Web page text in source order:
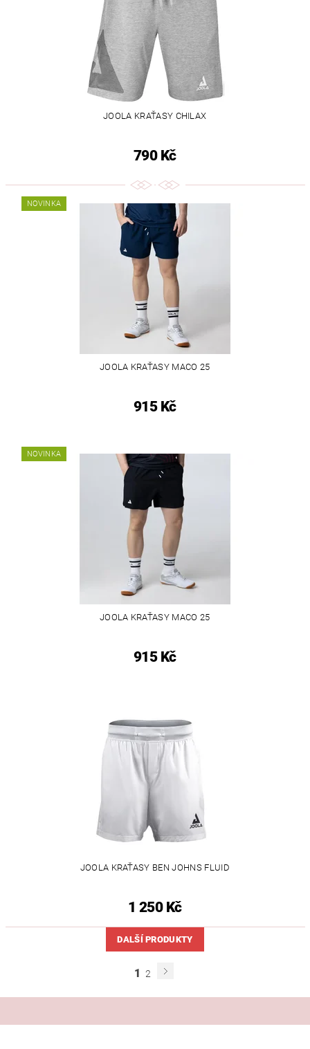
JOOLA KRAŤASY CHILAX
790 Kč
NOVINKA
JOOLA KRAŤASY MACO 25
915 Kč
NOVINKA
JOOLA KRAŤASY MACO 25
915 Kč
JOOLA KRAŤASY BEN JOHNS FLUID
1 250 Kč
DALŠÍ PRODUKTY
1 2